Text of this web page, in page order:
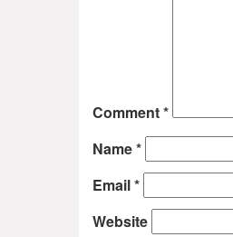
Comment*
Name*
Email*
Website